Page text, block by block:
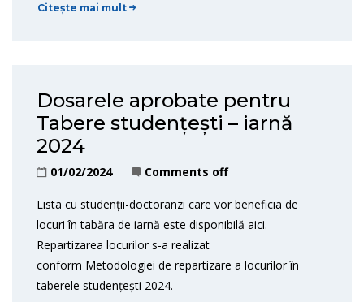
Citește mai mult
Dosarele aprobate pentru
Tabere studențești – iarnă
2024
01/02/2024 Comments off
Lista cu studenții-doctoranzi care vor beneficia de
locuri în tabăra de iarnă este disponibilă aici.
Repartizarea locurilor s-a realizat
conform Metodologiei de repartizare a locurilor în
taberele studențești 2024.